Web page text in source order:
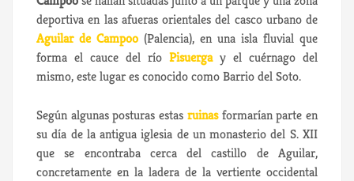
deportiva en las afueras orientales del casco urbano de
Aguilar de Campoo (Palencia), en una isla fluvial que
forma el cauce del río Pisuergay el cuérnago del
mismo, este lugar es conocido como Barrio del Soto.
Según algunas posturas estas ruinasformarían parte en
su día de la antigua iglesia de un monasterio del S. XII
que se encontraba cerca del castillo de Aguilar,
concretamente en la ladera de la vertiente occidental